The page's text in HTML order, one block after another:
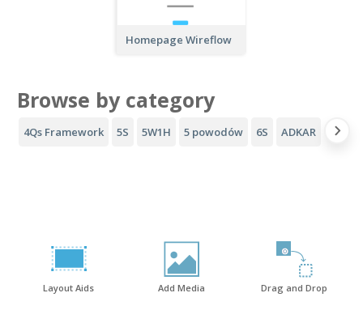
Homepage Wireflow
Browse by category
4Qs Framework 5S 5W1H 5 powodów 6S ADKAR Lejek
Layout Aids Add Media Drag and Drop